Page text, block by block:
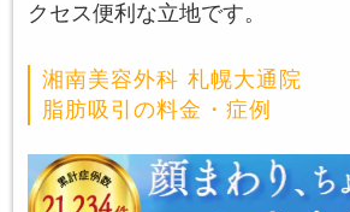
クセス便利な立地です。
湘南美容外科 札幌大通院
脂肪吸引の料金・症例